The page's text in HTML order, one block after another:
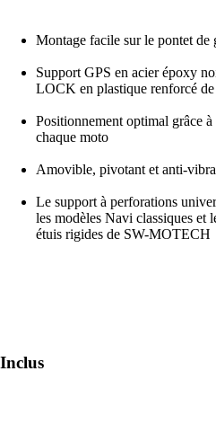
Montage facile sur le pontet de
Support GPS en acier époxy
LOCK en plastique renforcé
Positionnement optimal grâce
chaque moto
Amovible, pivotant et anti-
Le support à perforations
les modèles Navi classiques et
étuis rigides de SW-MOTECH
Inclus